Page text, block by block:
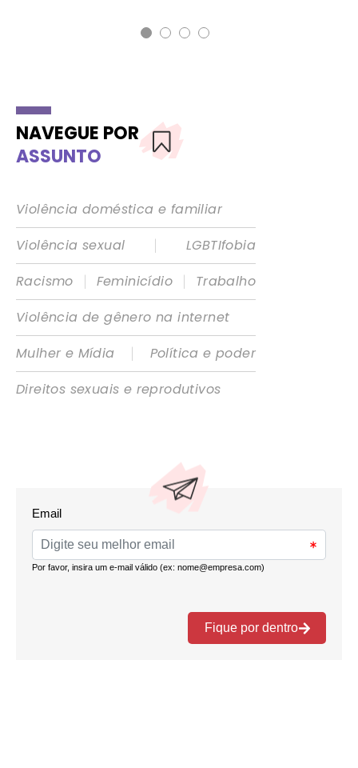
NAVEGUE POR
ASSUNTO
Violência doméstica e familiar
Violência sexual
|
LGBTIfobia
Racismo
| Feminicídio |
Trabalho
Violência de gênero na internet
Mulher e Mídia
|
Política e poder
Direitos sexuais e reprodutivos